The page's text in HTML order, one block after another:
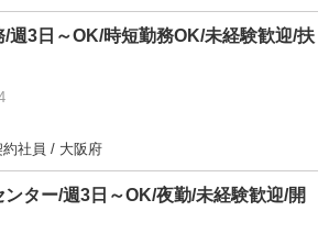
/週3日～OK/時短勤務OK/未経験歓迎/扶
社員 / 大阪府
ター/週3日～OK/夜勤/未経験歓迎/開